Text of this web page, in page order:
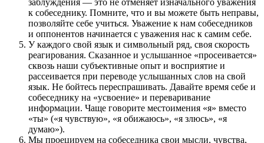
к собеседнику. Помните, что и вы можете быть неправы,
позволяйте себе учиться. Уважение к нам собеседников
и оппонентов начинается с уважения нас к самим себе.
У каждого свой язык и символьный ряд, своя скорость
реагирования. Сказанное и услышанное «просеивается»
сквозь наши субъективные опыт и восприятие и
рассеивается при переводе услышанных слов на свой
язык. Не бойтесь переспрашивать. Давайте время себе и
собеседнику на «усвоение» и переваривание
информации. Чаще говорите местоимения «я» вместо
«ты» («я чувствую», «я обижаюсь», «я злюсь», «я
думаю»).
Мы проецируем на собеседника свои мысли, чувства,